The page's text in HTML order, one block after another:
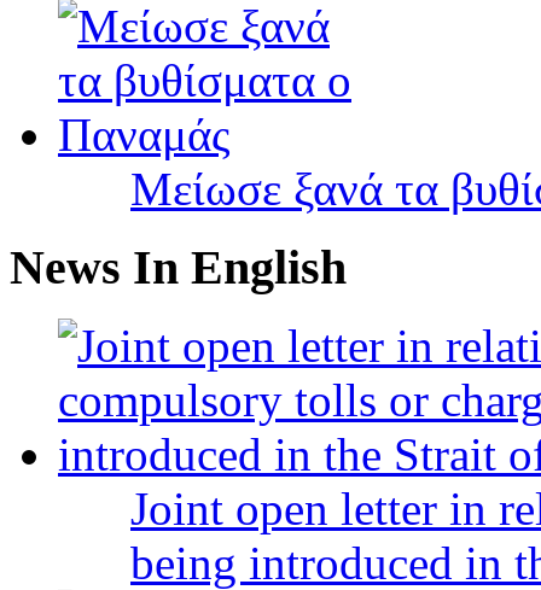
Μείωσε ξανά τα
News In English
Joint open letter in
being introduced in